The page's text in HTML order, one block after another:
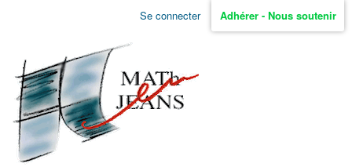
Aller
non
identifié
Se connecter Adhérer - Nous soutenir